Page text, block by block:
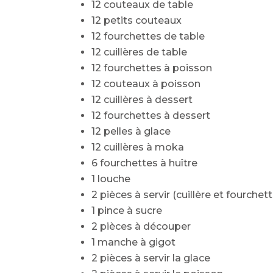
12 couteaux de table
12 petits couteaux
12 fourchettes de table
12 cuillères de table
12 fourchettes à poisson
12 couteaux à poisson
12 cuillères à dessert
12 fourchettes à dessert
12 pelles à glace
12 cuillères à moka
6 fourchettes à huître
1 louche
2 pièces à servir (cuillère et
1 pince à sucre
2 pièces à découper
1 manche à gigot
2 pièces à servir la glace